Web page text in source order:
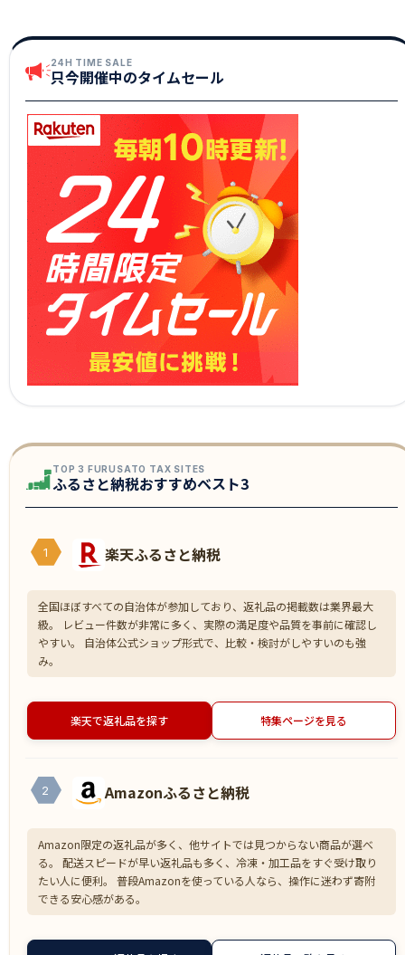
24H TIME SALE
只今開催中のタイムセール
TOP 3 FURUSATO TAX SITES
ふるさと納税おすすめベスト3
1 楽天ふるさと納税
全国ほぼすべての自治体が参加しており、返礼品の掲載数は業界最大
級。 レビュー件数が非常に多く、実際の満足度や品質を事前に確認し
やすい。 自治体公式ショップ形式で、比較・検討がしやすいのも強
み。
楽天で返礼品を探す 特集ページを見る
2 Amazonふるさと納税
Amazon限定の返礼品が多く、他サイトでは見つからない商品が選べ
る。 配送スピードが早い返礼品も多く、冷凍・加工品をすぐ受け取り
たい人に便利。 普段Amazonを使っている人なら、操作に迷わず寄附
できる安心感がある。